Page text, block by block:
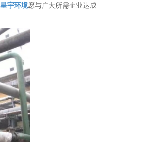
星宇环境愿与广大所需企业达成